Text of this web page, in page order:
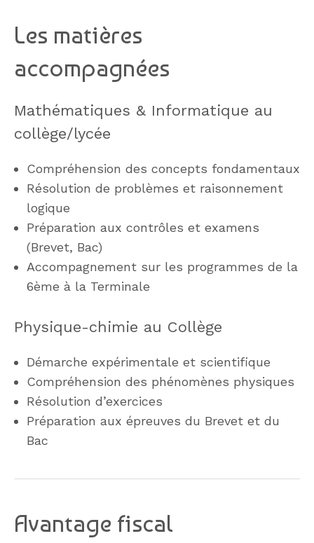
Les matières
accompagnées
Mathématiques & Informatique au
collège/lycée
Compréhension des concepts fondamentaux
Résolution de problèmes et raisonnement
logique
Préparation aux contrôles et examens
(Brevet, Bac)
Accompagnement sur les programmes de la
6ème à la Terminale
Physique-chimie au Collège
Démarche expérimentale et scientifique
Compréhension des phénomènes physiques
Résolution d’exercices
Préparation aux épreuves du Brevet et du
Bac
Avantage fiscal